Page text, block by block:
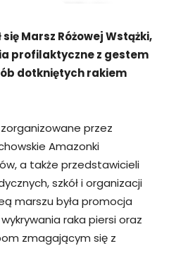
Marsz Różowej Wstążki,
profilaktyczne z gestem
dotkniętych rakiem
przez
Amazonki
a także przedstawicieli
szkół i organizacji
marszu była promocja
raka piersi oraz
zmagającym się z